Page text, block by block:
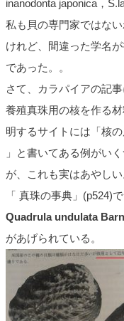
inanodonta japonica，
私も貝の専門家ではな
けれど、間違った学名
であった。。
さて、カラパイアの記
養殖真珠用の核を作る
明するサイトには「核
」と書いてある例がいく
が、これも実はあやしい
「 真珠の事典」(p524)
Quadrula undulata
があげられている。